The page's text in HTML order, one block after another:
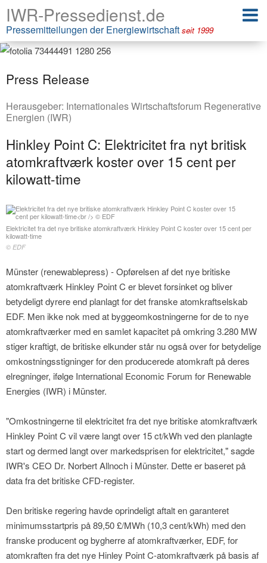
IWR-Pressedienst.de
Pressemitteilungen der Energiewirtschaft seit 1999
Press Release
Herausgeber: Internationales Wirtschaftsforum Regenerative
Energien (IWR)
Hinkley Point C: Elektricitet fra nyt britisk
atomkraftværk koster over 15 cent per
kilowatt-time
Elektricitet fra det nye britiske atomkraftværk Hinkley Point C koster over 15 cent per
kilowatt-time
© EDF
Münster (renewablepress) - Opførelsen af det nye britiske
atomkraftværk Hinkley Point C er blevet forsinket og bliver
betydeligt dyrere end planlagt for det franske atomkraftselskab
EDF. Men ikke nok med at byggeomkostningerne for de to nye
atomkraftværker med en samlet kapacitet på omkring 3.280 MW
stiger kraftigt, de britiske elkunder står nu også over for betydelige
omkostningsstigninger for den producerede atomkraft på deres
elregninger, ifølge International Economic Forum for Renewable
Energies (IWR) i Münster.
"Omkostningerne til elektricitet fra det nye britiske atomkraftværk
Hinkley Point C vil være langt over 15 ct/kWh ved den planlagte
start og dermed langt over markedsprisen for elektricitet," sagde
IWR's CEO Dr. Norbert Allnoch i Münster. Dette er baseret på
data fra det britiske CFD-register.
Den britiske regering havde oprindeligt aftalt en garanteret
minimumsstartpris på 89,50 £/MWh (10,3 cent/kWh) med den
franske producent og bygherre af atomkraftværker, EDF, for
atomkraften fra det nye Hinley Point C-atomkraftværk på basis af